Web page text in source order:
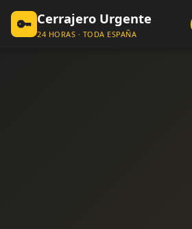
🔑 Cerrajero Urgente
24 HORAS · TODA ESPAÑA